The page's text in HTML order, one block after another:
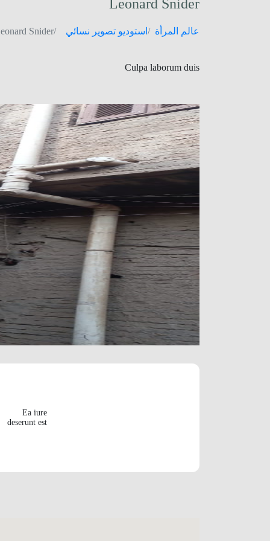
Leonard Snider
عالم المرأة استوديو تصوير نسائي Snider
Culpa laborum duis
Ea iure
deserunt est